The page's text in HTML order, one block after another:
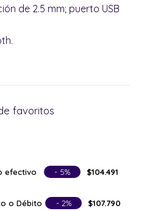
de 2.5 mm; puerto USB
favoritos
efectivo - 5% $104.491
o Débito - 2% $107.790